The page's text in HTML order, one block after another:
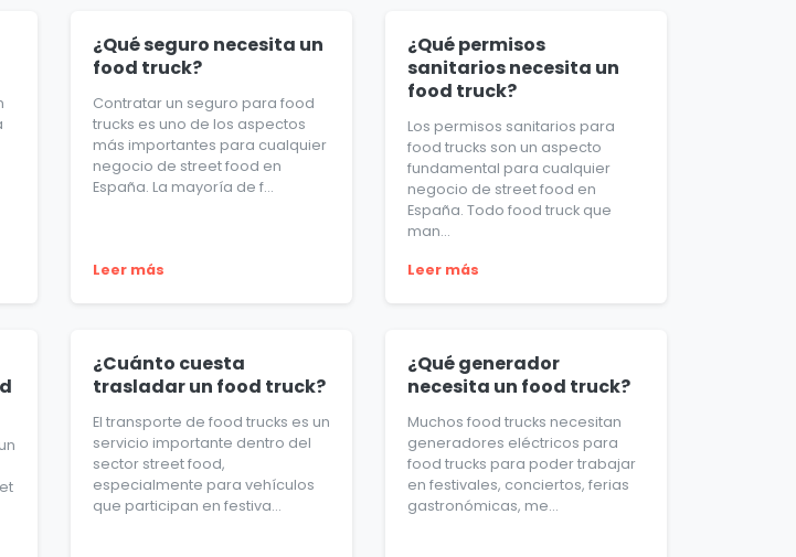
¿Qué seguro necesita un
food truck?
Contratar un seguro para food
trucks es uno de los aspectos
más importantes para cualquier
negocio de street food en
España. La mayoría de f...
Leer más
¿Qué permisos
sanitarios necesita un
food truck?
Los permisos sanitarios para
food trucks son un aspecto
fundamental para cualquier
negocio de street food en
España. Todo food truck que
man...
Leer más
¿Cuánto cuesta
trasladar un food truck?
El transporte de food trucks es un
servicio importante dentro del
sector street food,
especialmente para vehículos
que participan en festiva...
¿Qué generador
necesita un food truck?
Muchos food trucks necesitan
generadores eléctricos para
food trucks para poder trabajar
en festivales, conciertos, ferias
gastronómicas, me...